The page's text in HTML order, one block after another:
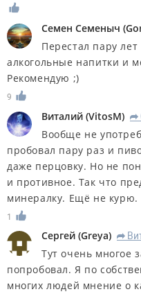
Семен Семеныч (
Перестал пару
алкогольные напитки и
Рекомендую ;)
9
Виталий (VitosM) R
Вообще не
пробовал пару раз и
даже перцовку. Но не
и противное. Так что
минералку. Ещё не курю.
1
Сергей (Greya) R
Тут очень многое
попробовал. Я по
многих людей мнение о